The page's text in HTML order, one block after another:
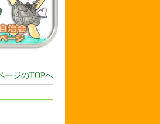
ージのTOPへ